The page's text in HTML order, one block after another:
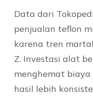
Data dari
penjualan teflon
karena tren
Z. Investasi alat
menghemat
hasil lebih